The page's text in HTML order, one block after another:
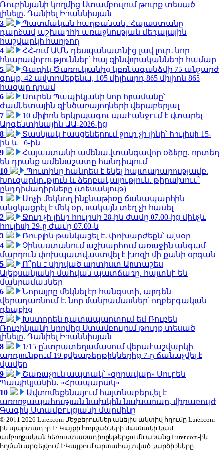
Ռուբինյանի կողմից Ստամբուլում թուրք տեսած
լինելը. Դանիել Իոաննիսյան
3
Պատմական հաղթանակ․ Հայաստանը
դարձավ աշխարհի առաջնության մեդալային
հաշվարկի հաղթող
4
ՀՀ-ում ԱՄՆ դեսպանատնից լավ լուր․ նոր
հնարավորություններ՝ հայ զինվորականների համար
5
Գագիկ Ծառուկյանից կբռնագանձվի 75 անշարժ
գույք, 42 ավտոմեքենա, 105 միլիարդ 865 միլիոն 865
հազար դրամ
6
Սուրեն Պապիկյանի նոր հրամանը՝
ժամկետային զինծառայողների վերաբերյալ
7
10 միլիոն երկրպագու պահանջում է վտարել
Արգենտինային ԱԱ-2026-ից
8
Տասնյակ հասցեներում ջուր չի լինի՝ հուլիսի 15-
ին և 16-ին
9
Հայաստանի ամենավտանգավոր օձերը. որտեղ
են դրանք ամենաշատը հանդիպում
10
Պուտինը հանդես է եկել հայտարարությամբ.
Խուզարկություն և ձերբակալություն․ թիրախում՝
ընդդիմադիրները (տեսանյութ)
1
Սոչի մեկնող ինքնաթիռը ճանապարհին
անցկացրել է մեկ օր, սակայն տեղ չի հասել
2
Ջուր չի լինի հուլիսի 28-ին ժամը 07.00-ից մինչև
հուլիսի 29-ը ժամը 07.00-ն
3
Ռուբլին թանկացել է․ փոխարժեքն՝ այսօր
4
Չինաստանում աշխարհում առաջին անգամ
մարդուն փոխպատվաստվել է խոզի մի քանի օրգան
5
Ո՞րն է սիրված արտիստ Արտաշես
Ալեքսանյանի մահվան պատճառը. հայտնի են
մանրամասներ
6
Նորայրը մեկնել էր հանգստի, արդեն
վերադառնում է. նոր մանրամասներ՝ ողբերգական
դեպքից
7
Խստորեն դատապարտում եմ Ռուբեն
Ռուբինյանի կողմից Ստամբուլում թուրք տեսած
լինելը. Դանիել Իոաննիսյան
8
1/15 ընտրատեղամասում վերահաշվարկի
արդյունքում 19 քվեաթերթիկներից 7-ը ճանաչվել է
վավեր
9
Շառաչուն ապտակ՝ «զորավար» Սուրեն
Պապիկյանին․ «Հրապարակ»
10
Ավտոմեքենայում հայտնաբերվել է
առողջապահության նախկին նախարար, վիրաբույժ
Գագիկ Ստամբուլցյանի մարմինը
© 2011-2026 Lurer.com Մեջբերումներ անելիս ակտիվ հղումը Lurer.com-
ին պարտադիր է: Կայքի հոդվածների մասնակի կամ
ամբողջական հեռուստառադիոընթերցումն առանց Lurer.com-ին
հղման արգելվում է:Կայքում արտահայտված կարծիքները